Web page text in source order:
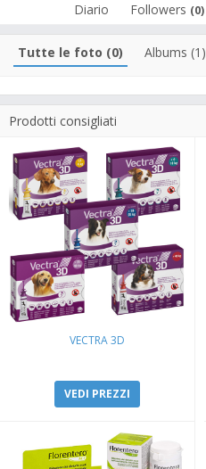
Diario Followers (0)
Tutte le foto (0) Albums (1)
Prodotti consigliati
VECTRA 3D
VEDI PREZZI